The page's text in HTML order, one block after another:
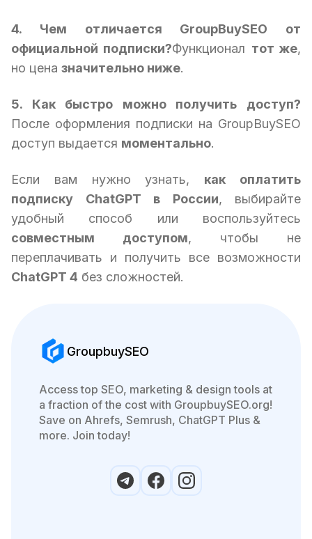
4. Чем отличается GroupBuySEO от
официальной подписки?Функционал тот же,
но цена значительно ниже.
5. Как быстро можно получить доступ?
После оформления подписки на GroupBuySEO
доступ выдается моментально.
Если вам нужно узнать, как оплатить
подписку ChatGPT в России, выбирайте
удобный способ или воспользуйтесь
совместным доступом, чтобы не
переплачивать и получить все возможности
ChatGPT 4 без сложностей.
GroupbuySEO
Access top SEO, marketing & design tools at
a fraction of the cost with GroupbuySEO.org!
Save on Ahrefs, Semrush, ChatGPT Plus &
more. Join today!